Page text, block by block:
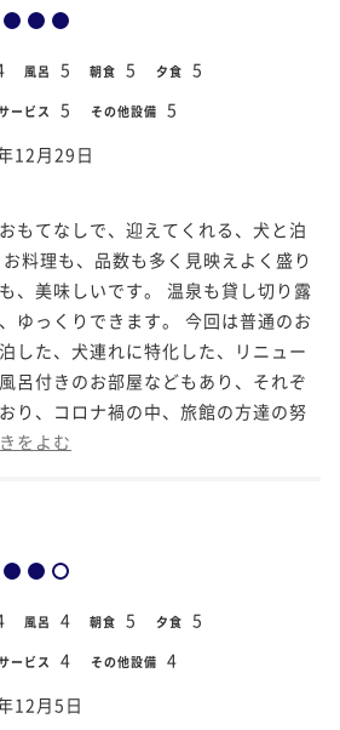
風呂 5 朝食 5 夕食 5
ービス 5 その他設備 5
12月29日
もてなしで、迎えてくれる、犬と泊
料理も、品数も多く見映えよく盛り
、美味しいです。 温泉も貸し切り露
ゆっくりできます。 今回は普通のお
した、犬連れに特化した、リニュー
呂付きのお部屋などもあり、それぞ
り、コロナ禍の中、旅館の方達の努
をよむ
風呂 4 朝食 5 夕食 5
ービス 4 その他設備 4
12月5日